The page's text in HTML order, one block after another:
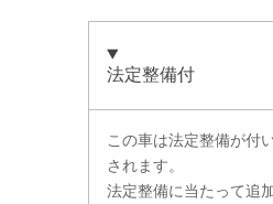
法定整備付
この車は法定整備が付
されます。
法定整備に当たって追